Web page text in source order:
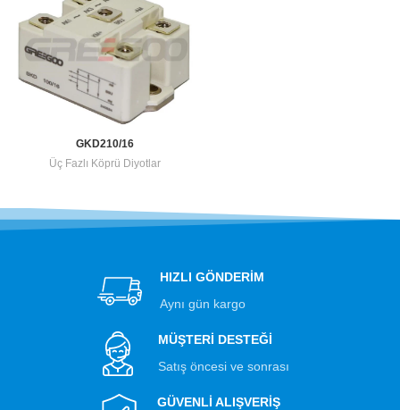
GKD210/16
Üç Fazlı Köprü Diyotlar
HIZLI GÖNDERİM
Aynı gün kargo
MÜŞTERİ DESTEĞİ
Satış öncesi ve sonrası
GÜVENLİ ALIŞVERİŞ